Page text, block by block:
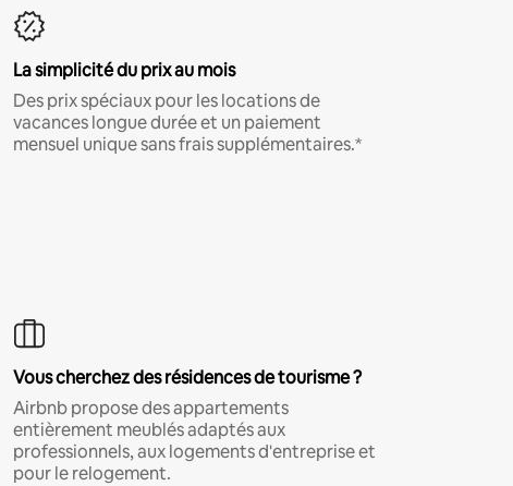
La simplicité du prix au mois
Des prix spéciaux pour les locations de
vacances longue durée et un paiement
mensuel unique sans frais supplémentaires.*
Vous cherchez des résidences de tourisme ?
Airbnb propose des appartements
entièrement meublés adaptés aux
professionnels, aux logements d'entreprise et
pour le relogement.